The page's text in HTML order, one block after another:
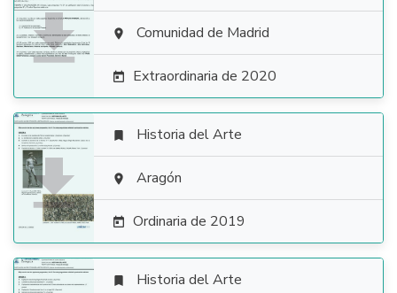
  Comunidad de Madrid
 Extraordinaria de 2020

 Historia del Arte
 Aragón
 Ordinaria de 2019
 Historia del Arte